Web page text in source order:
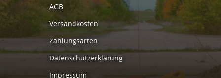
AGB
Versandkosten
Zahlungsarten
Datenschutzerklärung
Impressum